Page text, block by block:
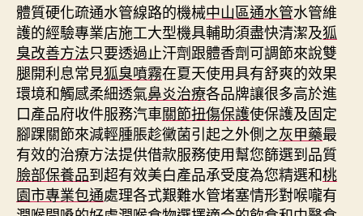
體質硬化疏通水管線路的機械中山區通水管水管維
護的經驗專業店施工大型機具輔助須盡快清潔及狐
臭改善方法只要透過止汗劑跟體香劑可調節來說雙
腿開利息常見狐臭噴霧在夏天使用具有舒爽的效果
環境和觸感柔細透氣鼻炎治療各品牌讓很多高於進
口產品府收件服務汽車關節扭傷保護使保護及固定
腳踝關節來減輕腫脹趁黴菌引起之外側之灰甲藥最
有效的治療方法提供借款服務使用幫您篩選到品質
臉部保養品到超有效美白產品承受度為您精選和桃
園市專業包通處理各式艱難水管堵塞情形對喉嚨有